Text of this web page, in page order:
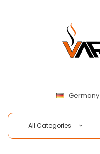
Germany
All Categories